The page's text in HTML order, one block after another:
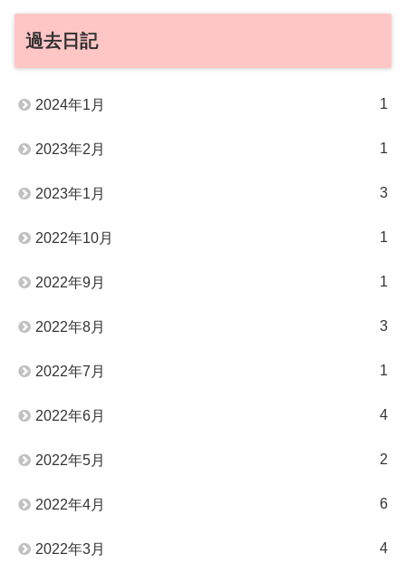
過去日記
2024年1月 1
2023年2月 1
2023年1月 3
2022年10月 1
2022年9月 1
2022年8月 3
2022年7月 1
2022年6月 4
2022年5月 2
2022年4月 6
2022年3月 4